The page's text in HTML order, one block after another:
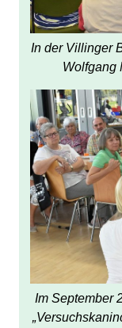
In der Villinger
Wolfgang
Im September